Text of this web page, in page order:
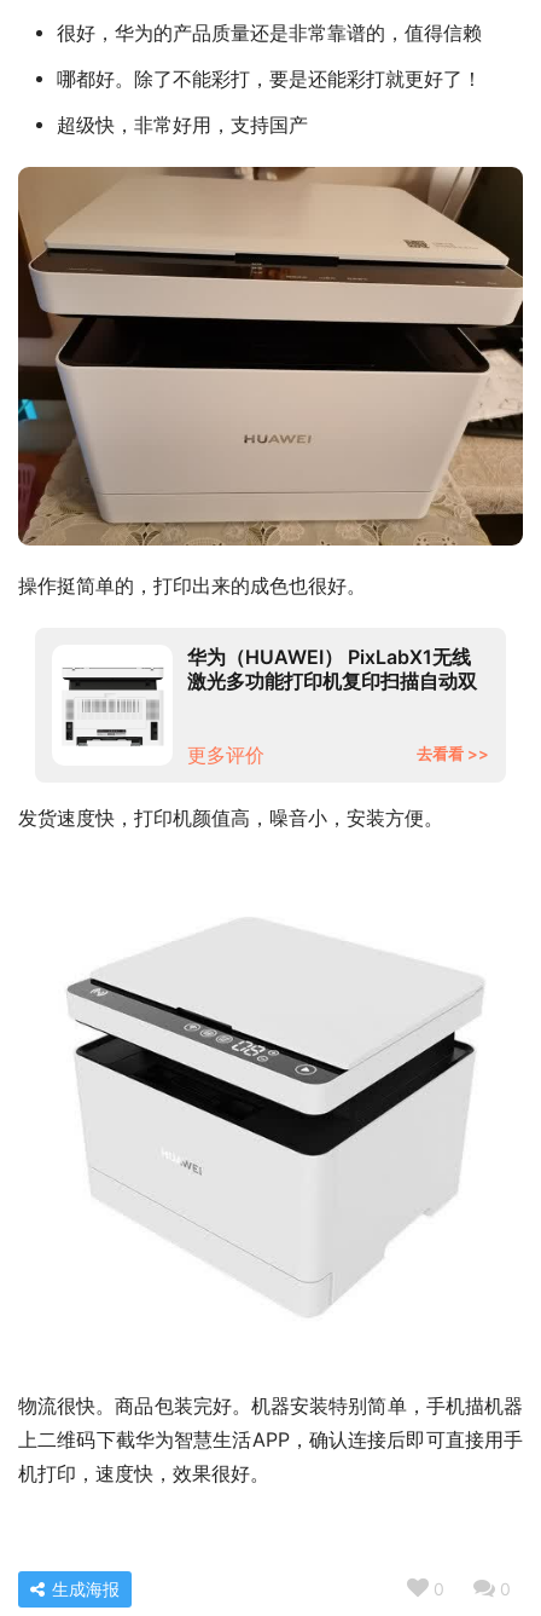
很好，华为的产品质量还是非常靠谱的，值得信赖
哪都好。除了不能彩打，要是还能彩打就更好了！
超级快，非常好用，支持国产
操作挺简单的，打印出来的成色也很好。
华为（HUAWEI） PixLabX1无线
激光多功能打印机复印扫描自动双
描三合一）
更多评价 去看看 >>
发货速度快，打印机颜值高，噪音小，安装方便。
物流很快。商品包装完好。机器安装特别简单，手机描机器
上二维码下截华为智慧生活APP，确认连接后即可直接用手
机打印，速度快，效果很好。
0 0
生成海报